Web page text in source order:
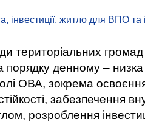
інвестиції, житло для ВПО
територіальних громад
порядку денному –
ОВА, зокрема освоєння
забезпечення
розроблення